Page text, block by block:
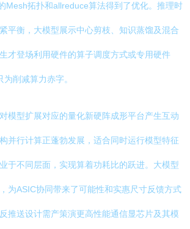
Mesh拓扑和allreduce算法得到了优化。推理时
平衡，大模型展示中心剪枝、知识蒸馏及混合
才登场利用硬件的算子调度方式或专用硬件
为削减算力赤字。
模型扩展对应的量化新硬阵成形平台产生互动
并行计算正蓬勃发展，适合同时运行模型特征
于不同层面，实现算着功耗比的跃进。大模型
为ASIC协同带来了可能性和实惠尺寸反馈方式
推送设计需产策演更高性能通信显芯片及其模